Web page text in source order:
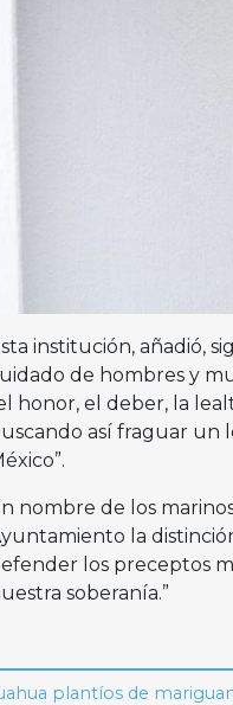
institución, añadió,
de hombres y
honor, el deber, la
así fraguar un
nombre de los
la
los preceptos
soberanía.”
plantíos de